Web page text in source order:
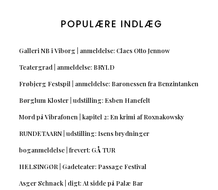
POPULÆRE INDLÆG
Galleri NB i Viborg | anmeldelse: Claes Otto Jennow
Teatergrad | anmeldelse: BRYLD
Frøbjerg Festspil | anmeldelse: Baronessen fra Benzintanken
Børglum Kloster | udstilling: Esben Hanefelt
Mord på Vibrafonen | kapitel 2: En krimi af Roxnakowsky
RUNDETAARN | udstilling: Isens brydninger
boganmeldelse | frevert: GÅ TUR
HELSINGØR | Gadeteater: Passage Festival
Asger Schnack | digt: At sidde på Palæ Bar